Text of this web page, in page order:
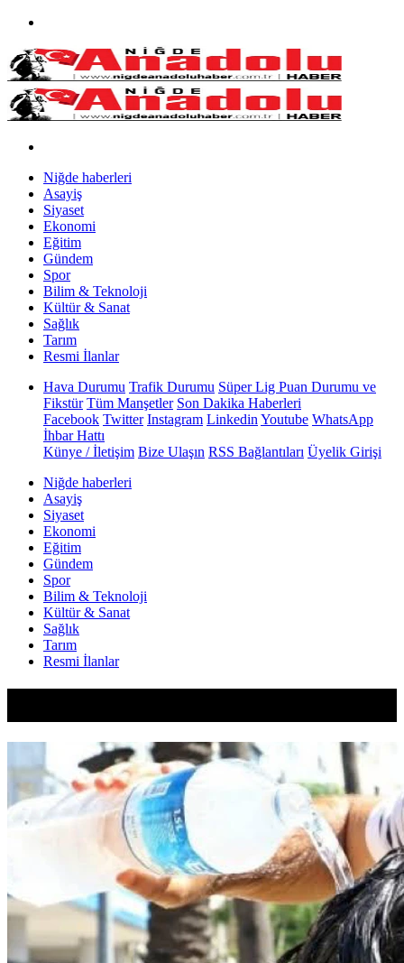
Niğde haberleri
Asayiş
Siyaset
Ekonomi
Eğitim
Gündem
Spor
Bilim & Teknoloji
Kültür & Sanat
Sağlık
Tarım
Resmi İlanlar
Hava Durumu Trafik Durumu Süper Lig Puan Durumu ve
Fikstür Tüm Manşetler Son Dakika Haberleri
Facebook Twitter Instagram Linkedin Youtube WhatsApp
İhbar Hattı
Künye / İletişim Bize Ulaşın RSS Bağlantıları Üyelik Girişi
Niğde haberleri
Asayiş
Siyaset
Ekonomi
Eğitim
Gündem
Spor
Bilim & Teknoloji
Kültür & Sanat
Sağlık
Tarım
Resmi İlanlar